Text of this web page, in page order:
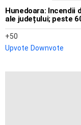
Hunedoara: Incendii
ale județului; peste
50
Upvote Downvote